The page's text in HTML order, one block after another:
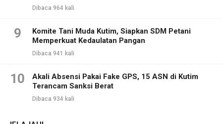
Dibaca 964 kali
9
Komite Tani Muda Kutim, Siapkan SDM Petani
Memperkuat Kedaulatan Pangan
Dibaca 941 kali
10
Akali Absensi Pakai Fake GPS, 15 ASN di Kutim
Terancam Sanksi Berat
Dibaca 934 kali